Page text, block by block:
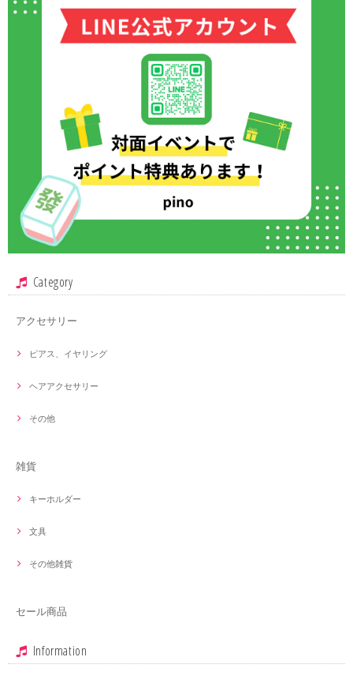
Category
アクセサリー
ピアス、イヤリング
ヘアアクセサリー
その他
雑貨
キーホルダー
文具
その他雑貨
セール商品
Information